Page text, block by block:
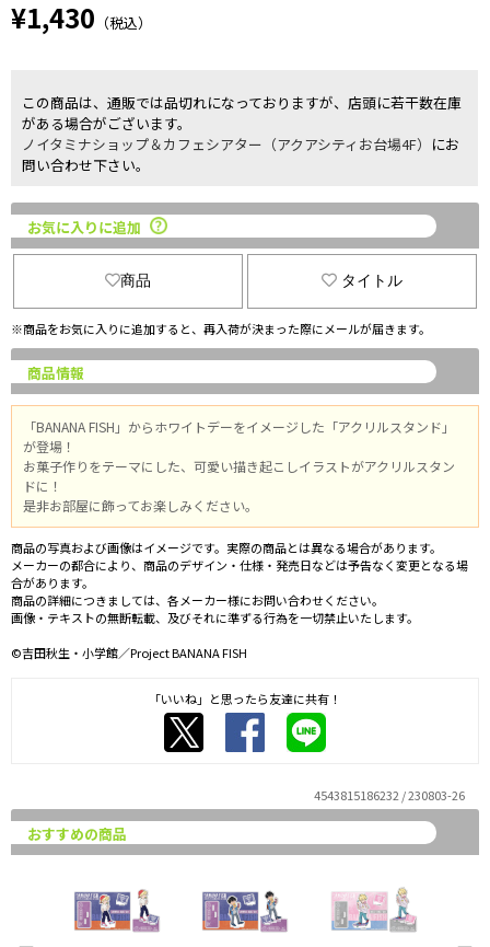
¥1,430 （税込）
この商品は、通販では品切れになっておりますが、店頭に若干数在庫
がある場合がございます。
ノイタミナショップ＆カフェシアター（アクアシティお台場4F） にお
問い合わせ下さい。
お気に入りに追加
商品 タイトル
※商品をお気に入りに追加すると、再入荷が決まった際にメールが届きます。
商品情報
「BANANA FISH」からホワイトデーをイメージした「アクリルスタンド」
が登場！
お菓子作りをテーマにした、可愛い描き起こしイラストがアクリルスタン
ドに！
是非お部屋に飾ってお楽しみください。
商品の写真および画像はイメージです。実際の商品とは異なる場合があります。
メーカーの都合により、商品のデザイン・仕様・発売日などは予告なく変更となる場
合があります。
商品の詳細につきましては、各メーカー様にお問い合わせください。
画像・テキストの無断転載、及びそれに準ずる行為を一切禁止いたします。
©吉田秋生・小学館／Project BANANA FISH
「いいね」と思ったら友達に共有！
4543815186232 / 230803-26
おすすめの商品